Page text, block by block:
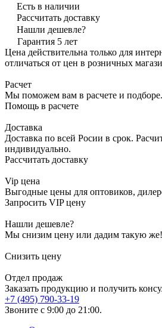
Есть в наличии
Рассчитать доставку
Нашли дешевле?
Гарантия 5 лет
Цена действительна только для
отличаться от цен в розничных
Расчет
Мы поможем вам в расчете и подборе.
Помощь в расчете
Доставка
Доставка по всей Росии в срок.
индивидуально.
Рассчитать доставку
Vip цена
Выгодные цены для оптовиков,
Запросить VIP цену
Нашли дешевле?
Мы снизим цену или дадим такую же!
Снизить цену
Отдел продаж
Заказать продукцию и получить
+7 (495) 790-33-19
Звоните с 9:00 до 21:00.